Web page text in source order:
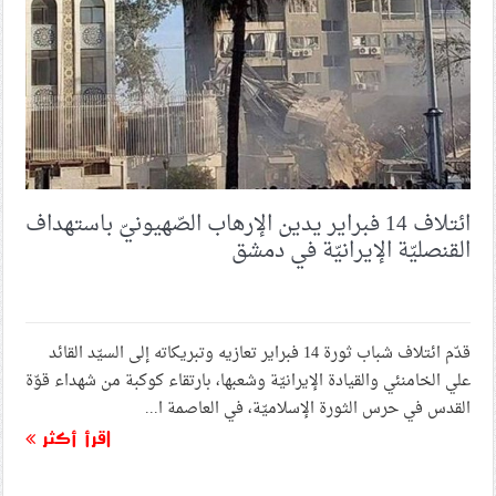
ائتلاف 14 فبراير يدعو إلى مزيد من الاستعداد واليقظة
لمواجهة القوى الاستعماريّة الراهنة
الجالية البحرانيّة في قمّ تقيم حفلًا تأبينيًّا للشهيدين
السيّدين «نصر الله والصفيّ الدين»
رابطة الصحافة البحرينيّة: كيف فقدت الصحافة في البحرين
انطلاق الحملة الشعبيّة «المنامة ترفض التطبيع»
ائتلاف 14 فبراير يدين الإرهاب الصّهيونيّ باستهداف
القنصليّة الإيرانيّة في دمشق
قدّم ائتلاف شباب ثورة 14 فبراير تعازيه وتبريكاته إلى السيّد القائد
علي الخامنئي والقيادة الإيرانيّة وشعبها، بارتقاء كوكبة من شهداء قوّة
القدس في حرس الثورة الإسلاميّة، في العاصمة ا...
اقرأ أكثر